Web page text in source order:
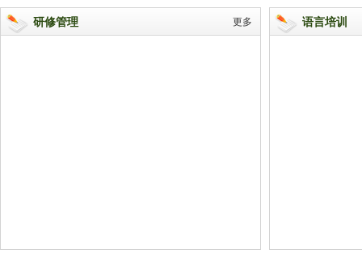
研修管理 更多 语言培训